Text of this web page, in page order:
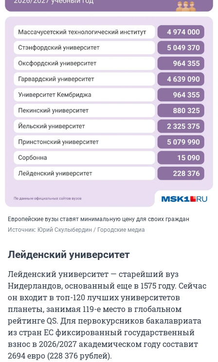
Европейские вузы ставят минимальную цену для своих граждан
Источник: Юрий Скулыбердин / Городские медиа
Лейденский университет
Лейденский университет — старейший вуз
Нидерландов, основанный еще в 1575 году. Сейчас
он входит втоп-120лучших университетов
планеты, занимая 119-еместо в глобальном
рейтинге QS. Для первокурсников бакалавриата
из стран ЕС фиксированный государственный
взнос в2026/2027академическом году составит
2694евро (228 376рублей).